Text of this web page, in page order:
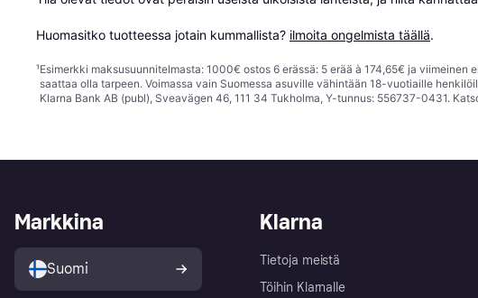
Huomasitko tuotteessa jotain kummallista? ilmoita ongelmista täällä.
¹Esimerkki maksusuunnitelmasta: 1000€ ostos 6 erässä: 5 erää à 174,65€ ja
saattaa olla tarpeen. Voimassa vain Suomessa asuville vähintään 18-vuotiaille
Klarna Bank AB (publ), Sveavägen 46, 111 34 Tukholma, Y-tunnus: 556737-0431.
Klarna
Tietoja meistä
Töihin Klarnalle
Markkina
Suomi